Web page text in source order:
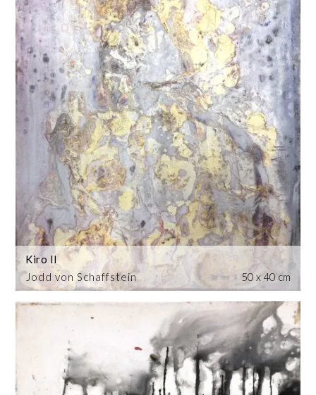
Jodd von Schaffstein
Kiro II
50 x 40 cm